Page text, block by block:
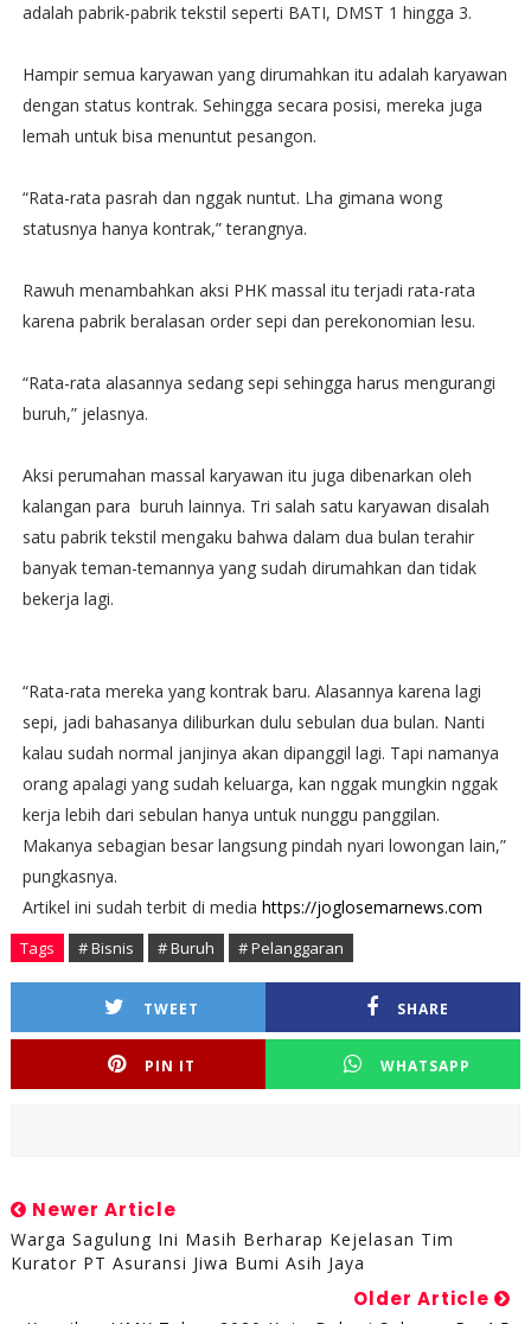
adalah pabrik-pabrik tekstil seperti BATI, DMST 1 hingga 3.
Hampir semua karyawan yang dirumahkan itu adalah karyawan
dengan status kontrak. Sehingga secara posisi, mereka juga
lemah untuk bisa menuntut pesangon.
“Rata-rata pasrah dan nggak nuntut. Lha gimana wong
statusnya hanya kontrak,” terangnya.
Rawuh menambahkan aksi PHK massal itu terjadi rata-rata
karena pabrik beralasan order sepi dan perekonomian lesu.
“Rata-rata alasannya sedang sepi sehingga harus mengurangi
buruh,” jelasnya.
Aksi perumahan massal karyawan itu juga dibenarkan oleh
kalangan para buruh lainnya. Tri salah satu karyawan disalah
satu pabrik tekstil mengaku bahwa dalam dua bulan terahir
banyak teman-temannya yang sudah dirumahkan dan tidak
bekerja lagi.
“Rata-rata mereka yang kontrak baru. Alasannya karena lagi
sepi, jadi bahasanya diliburkan dulu sebulan dua bulan. Nanti
kalau sudah normal janjinya akan dipanggil lagi. Tapi namanya
orang apalagi yang sudah keluarga, kan nggak mungkin nggak
kerja lebih dari sebulan hanya untuk nunggu panggilan.
Makanya sebagian besar langsung pindah nyari lowongan lain,”
pungkasnya.
Artikel ini sudah terbit di media https://joglosemarnews.com
Tags # Bisnis # Buruh # Pelanggaran
TWEET SHARE
PIN IT WHATSAPP
Newer Article
Warga Sagulung Ini Masih Berharap Kejelasan Tim
Kurator PT Asuransi Jiwa Bumi Asih Jaya
Older Article